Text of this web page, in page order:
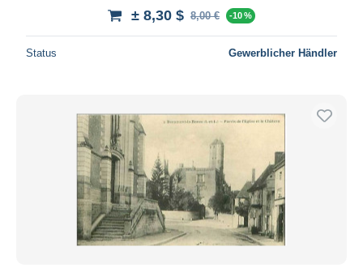
± 8,30 $ 8,00 € -10 %
Status Gewerblicher Händler